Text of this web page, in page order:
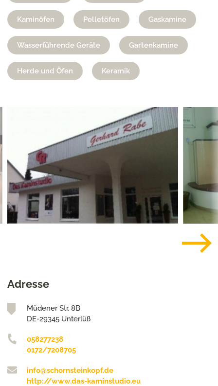
Kaminöfen Pelletöfen Gaskamine
Wasserführende Geräte Gartenkamine
Herde und Öfen Keramik
Adresse
Müdener Str. 8B
DE-29345 Unterlüß
058277238
0172/7208705
info@schornsteinkopf.de
http://www.das-kaminstudio.eu